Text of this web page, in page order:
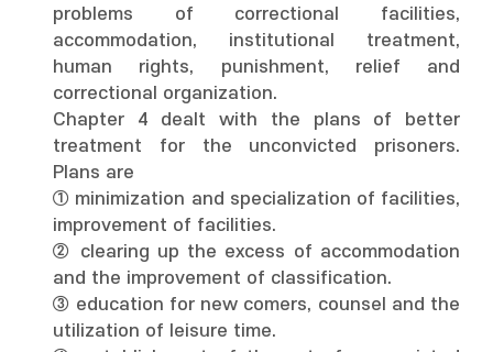
problems of correctional facilities,
accommodation, institutional treatment,
human rights, punishment, relief and
correctional organization.
Chapter 4 dealt with the plans of better
treatment for the unconvicted prisoners.
Plans are
① minimization and specialization of facilities,
improvement of facilities.
② clearing up the excess of accommodation
and the improvement of classification.
③ education for new comers, counsel and the
utilization of leisure time.